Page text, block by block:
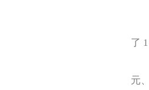
日
了
干
元